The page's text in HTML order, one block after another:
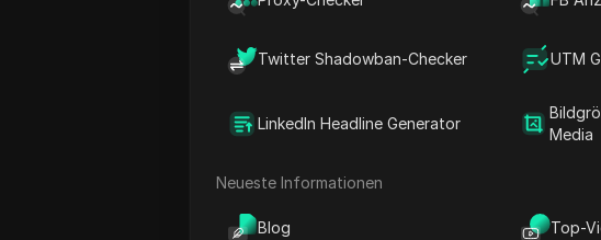
Twitter Shadowban-Checker UTM
LinkedIn Headline Generator
Media
Neueste Informationen
Blog Top-
Community Forum
beschrieb, wie ein
Gerät eine Einschränkung auslöste
Projekten ausschloss. Die eigentliche
verlorene Zugang, sondern auch das
Einspruchsprozesses, bei dem
ChatGPT-Konten für Automatisierung,
Kundenprojekte betreiben, kann ein